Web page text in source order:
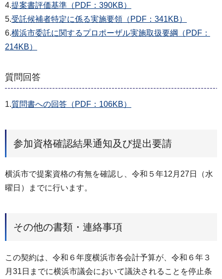
4.提案書評価基準（PDF：390KB）
5.受託候補者特定に係る実施要領（PDF：341KB）
6.横浜市委託に関するプロポーザル実施取扱要綱（PDF：
214KB）
質問回答
1.質問書への回答（PDF：106KB）
参加資格確認結果通知及び提出要請
横浜市で提案資格の有無を確認し、令和５年12⽉27⽇（水
曜日）までに⾏います。
その他の書類・連絡事項
この契約は、令和６年度横浜市各会計予算が、令和６年３
⽉31⽇までに横浜市議会において議決されることを停⽌条